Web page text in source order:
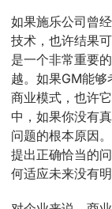
如果施乐公司曾
技术，也许结果
是一个非常重要
越。如果GM能
商业模式，也许
中，如果你没有
问题的根本原因
提出正确恰当的
何适应未来没有明